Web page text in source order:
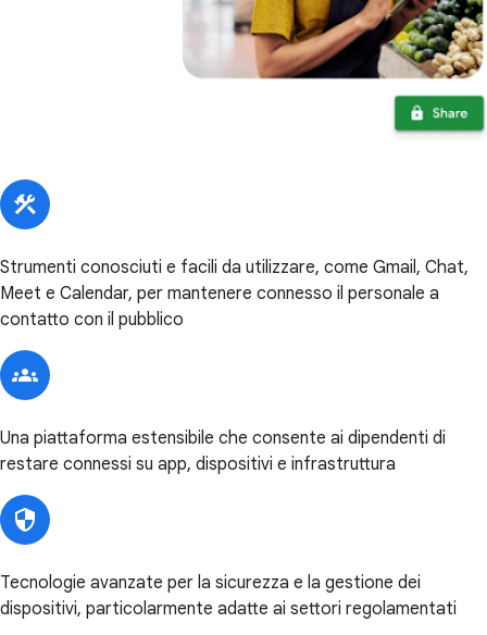
Strumenti conosciuti e facili da utilizzare, come Gmail, Chat,
Meet e Calendar, per mantenere connesso il personale a
contatto con il pubblico
Una piattaforma estensibile che consente ai dipendenti di
restare connessi su app, dispositivi e infrastruttura
Tecnologie avanzate per la sicurezza e la gestione dei
dispositivi, particolarmente adatte ai settori regolamentati